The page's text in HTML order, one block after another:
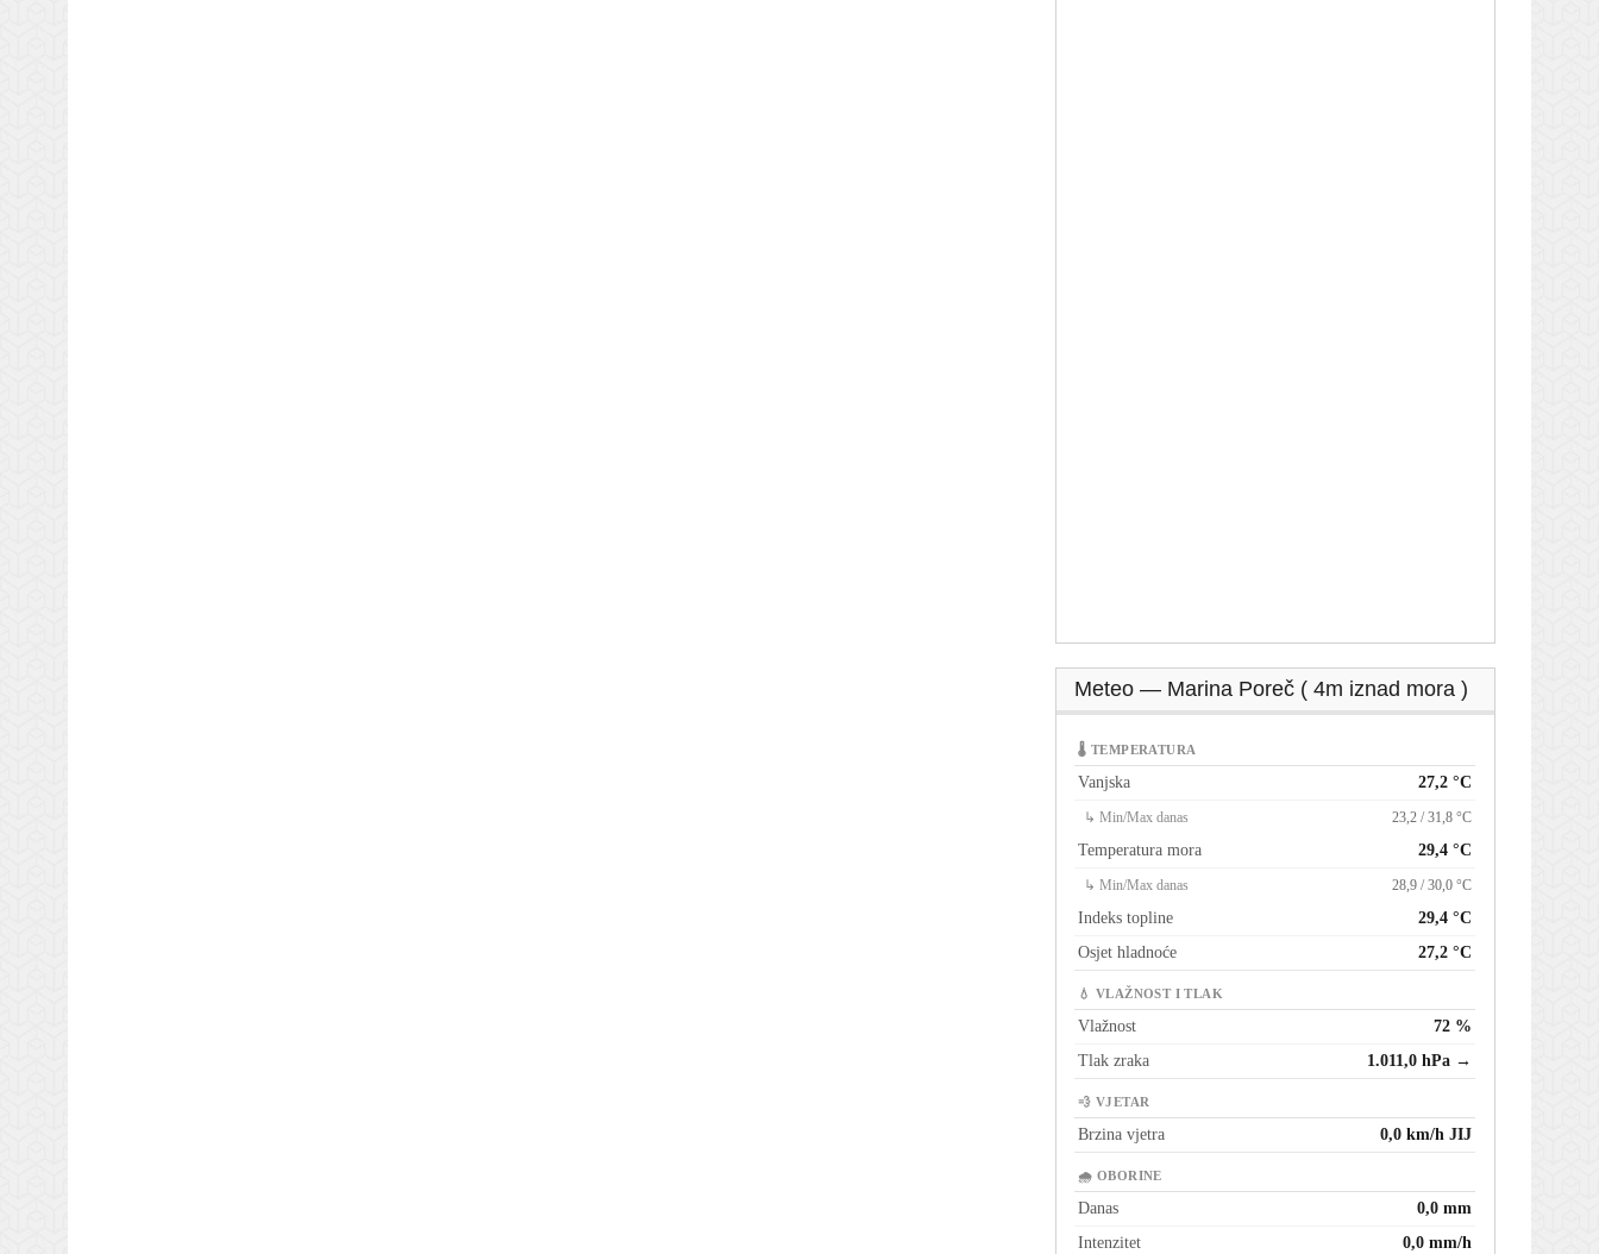
Meteo — Marina Poreč ( 4m iznad mora )
🌡 TEMPERATURA
Vanjska 27,2 °C
↳ Min/Max danas 23,2 / 31,8 °C
Temperatura mora 29,4 °C
↳ Min/Max danas 28,9 / 30,0 °C
Indeks topline
29,4 °C
Osjet hladnoće
27,2 °C
💧 VLAŽNOST I TLAK
Vlažnost
72 %
Tlak zraka
1.011,0 hPa →
💨 VJETAR
Brzina vjetra 0,0 km/h JIJ
🌧 OBORINE
Danas
0,0 mm
Intenzitet
0,0 mm/h